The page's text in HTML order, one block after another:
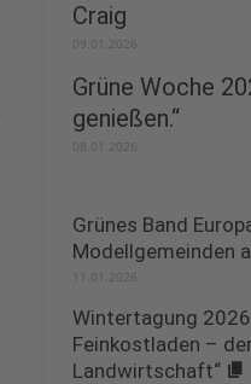
Craig
09.01.2026
Grüne Woche
genießen.“
08.01.2026
Grünes Band
Modellgemeinden
11.01.2026
Wintertagung
Feinkostladen –
Landwirtschaft“